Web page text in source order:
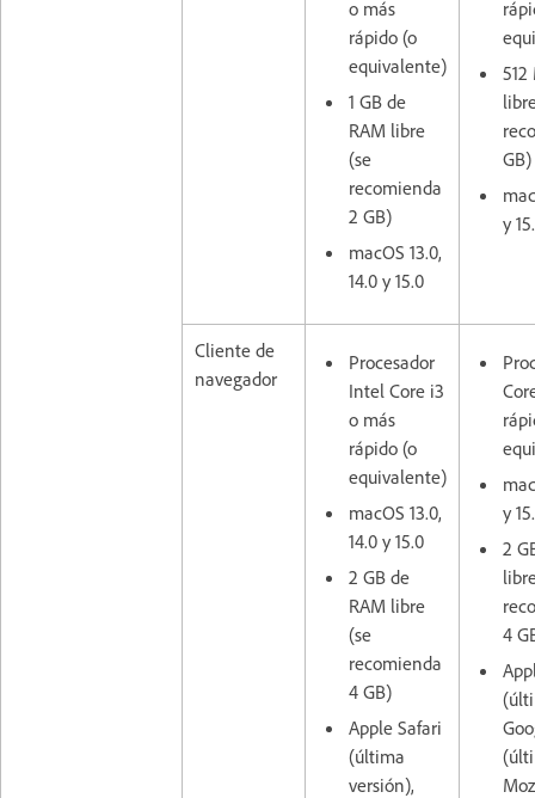
o más
rápido (o
equivalente)
1 GB de
RAM libre
(se
recomienda
2 GB)
macOS 13.0,
14.0 y 15.0
512
GB)
y
Cliente de
navegador
Procesador
Intel Core i3
o más
rápido (o
equivalente)
macOS 13.0,
14.0 y 15.0
2 GB de
RAM libre
(se
recomienda
4 GB)
Apple Safari
(última
versión),
y
2
4